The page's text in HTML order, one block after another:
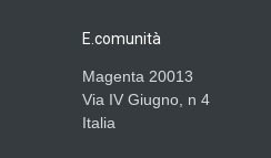
E.comunità
Magenta 20013
Via IV Giugno, n 4
Italia